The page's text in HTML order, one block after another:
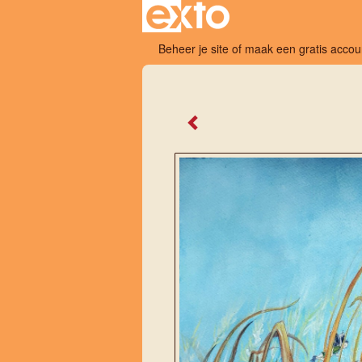
Beheer je site of maak een gratis